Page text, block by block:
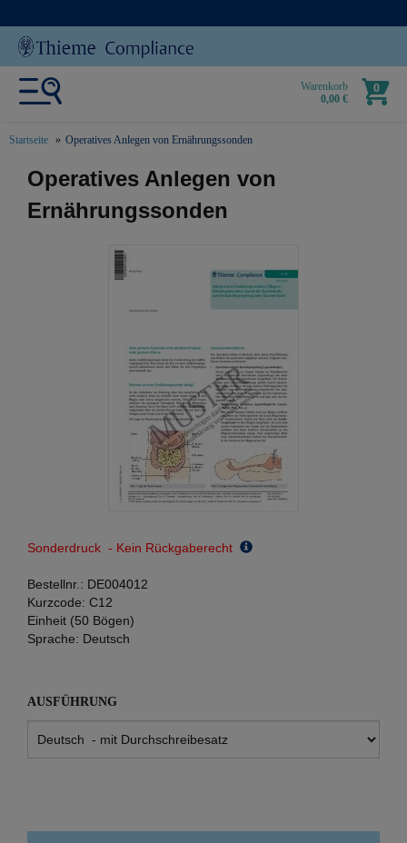
Warenkorb
0,00 €
0
Startseite Operatives Anlegen von Ernährungssonden
text.skipToContent
text.skipToNavigation
Operatives Anlegen von
Ernährungssonden
Sonderdruck - Kein Rückgaberecht
Bestellnr.: DE004012
Kurzcode: C12
Einheit (50 Bögen)
Sprache: Deutsch
AUSFÜHRUNG